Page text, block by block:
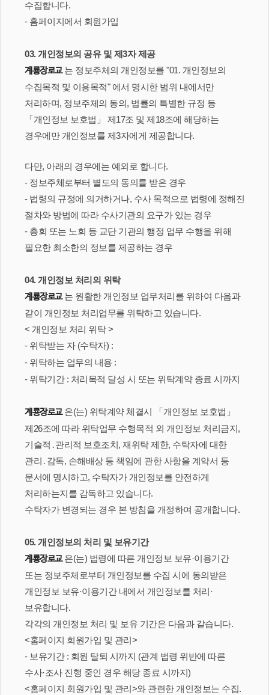
수집합니다.
- 홈페이지에서 회원가입
03. 개인정보의 공유 및 제3자 제공
계룡장로교는 정보주체의 개인정보를 "01. 개인정보의
수집목적 및 이용목적" 에서 명시한 범위 내에서만
처리하며, 정보주체의 동의, 법률의 특별한 규정 등
「개인정보 보호법」 제17조 및 제18조에 해당하는
경우에만 개인정보를 제3자에게 제공합니다.
다만, 아래의 경우에는 예외로 합니다.
- 정보주체로부터 별도의 동의를 받은 경우
- 법령의 규정에 의거하거나, 수사 목적으로 법령에 정해진
절차와 방법에 따라 수사기관의 요구가 있는 경우
- 총회 또는 노회 등 교단 기관의 행정 업무 수행을 위해
필요한 최소한의 정보를 제공하는 경우
04. 개인정보 처리의 위탁
계룡장로교는 원활한 개인정보 업무처리를 위하여 다음과
같이 개인정보 처리업무를 위탁하고 있습니다.
< 개인정보 처리 위탁 >
- 위탁받는 자 (수탁자) :
- 위탁하는 업무의 내용 :
- 위탁기간 : 처리목적 달성 시 또는 위탁계약 종료 시까지
계룡장로교은(는) 위탁계약 체결시 「개인정보 보호법」
제26조에 따라 위탁업무 수행목적 외 개인정보 처리금지,
기술적․관리적 보호조치, 재위탁 제한, 수탁자에 대한
관리․감독, 손해배상 등 책임에 관한 사항을 계약서 등
문서에 명시하고, 수탁자가 개인정보를 안전하게
처리하는지를 감독하고 있습니다.
수탁자가 변경되는 경우 본 방침을 개정하여 공개합니다.
05. 개인정보의 처리 및 보유기간
계룡장로교은(는) 법령에 따른 개인정보 보유·이용기간
또는 정보주체로부터 개인정보를 수집 시에 동의받은
개인정보 보유·이용기간 내에서 개인정보를 처리·
보유합니다.
각각의 개인정보 처리 및 보유 기간은 다음과 같습니다.
<홈페이지 회원가입 및 관리>
- 보유기간 : 회원 탈퇴 시까지 (관계 법령 위반에 따른
수사·조사 진행 중인 경우 해당 종료 시까지)
<홈페이지 회원가입 및 관리>와 관련한 개인정보는 수집.